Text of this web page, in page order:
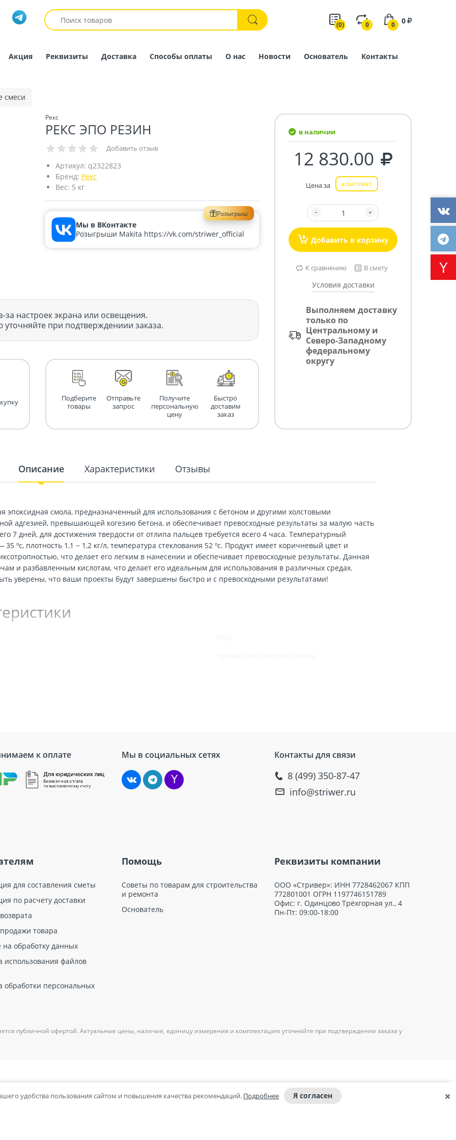
(0) 0 0 0
Акция Реквизиты Доставка Способы оплаты О нас Новости Основатель Контакты
смеси
Рекс
РЕКС ЭПО РЕЗИН
Добавить отзыв
Артикул: q2322823
Бренд: Рекс
Вес: 5 кг
Розыгрыш
Мы в ВКонтакте
Розыгрыши Makita https://vk.com/striwer_official
за настроек экрана или освещения.
при подтверждениии заказа.
Подберите
товары
Отправьте
запрос
Получите
персональную
цену
Быстро
доставим
заказ
в наличии
12 830.00
Цена за комплект
Добавить в корзину
К сравнению В смету
Условия доставки
Выполняем доставку
только по
Центральному и
Северо-Западному
федеральному
округу
Описание Характеристики Отзывы
смола, предназначенный для использования с бетоном и другими холстовыми
адгезией, превышающей когезию бетона, и обеспечивает превосходные результаты за малую часть
7 дней, для достижения твердости от отлипа пальцев требуется всего 4 часа. Температурный
ºс, плотность 1,1 − 1,2 кг/л, температура стеклования 52 ºс. Продукт имеет коричневый цвет и
что делает его легким в нанесении и обеспечивает превосходные результаты. Данная
и разбавленным кислотам, что делает его идеальным для использования в различных средах.
уверены, что ваши проекты будут завершены быстро и с превосходными результатами!
смесей брендаРекс
Цена
От 1342,00 руб за шт
От 1688,00 руб за шт
к оплате Мы в социальных сетях Контакты для связи
8 (499) 350-87-47
info@striwer.ru
для составления сметы
по расчету доставки
товара
на обработку данных
использования файлов
обработки персональных
Помощь
Советы по товарам для строительства
и ремонта
Основатель
Реквизиты компании
ООО «Стривер»: ИНН 7728462067 КПП
772801001 ОГРН 1197746151789
Офис: г. Одинцово Трёхгорная ул., 4
Пн-Пт: 09:00-18:00
публичной офертой. Актуальные цены, наличие, единицу измерения и комплектацию уточняйте при подтверждении заказа у
удобства пользования сайтом и повышения качества рекомендаций. Подробнее Я согласен